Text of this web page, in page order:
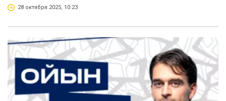
28 октября 2025, 10:23